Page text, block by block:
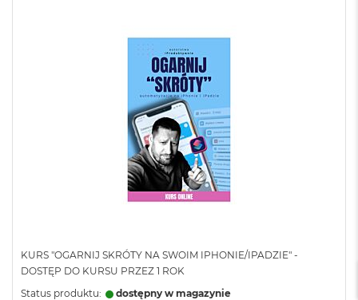
KURS "OGARNIJ SKRÓTY NA SWOIM IPHONIE/IPADZIE" -
DOSTĘP DO KURSU PRZEZ 1 ROK
Status produktu:
dostępny w magazynie